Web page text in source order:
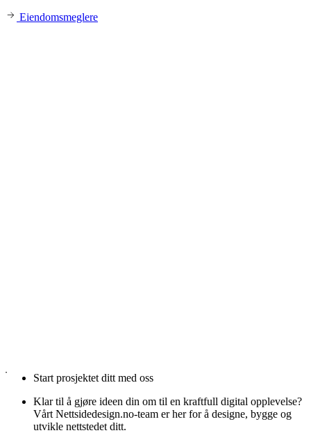
Eiendomsmeglere
Start prosjektet ditt med oss
Klar til å gjøre ideen din om til en kraftfull digital opplevelse?
Vårt Nettsidedesign.no-team er her for å designe, bygge og
utvikle nettstedet ditt.